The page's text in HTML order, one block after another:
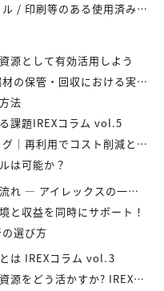
PPクリアファイルの再資源化とリサイクル方法
源として有効活用しよう
おける実務上のポイントIREXコラム vol.6
法
課題IREXコラム vol.5
でコスト削減と環境負荷軽減を実現
は可能か？
クスの一貫処理体制 IREXコラム vol.4
と収益を同時にサポート！
選び方
は IREXコラム vol.3
う活かすか? IREXコラム vol.2